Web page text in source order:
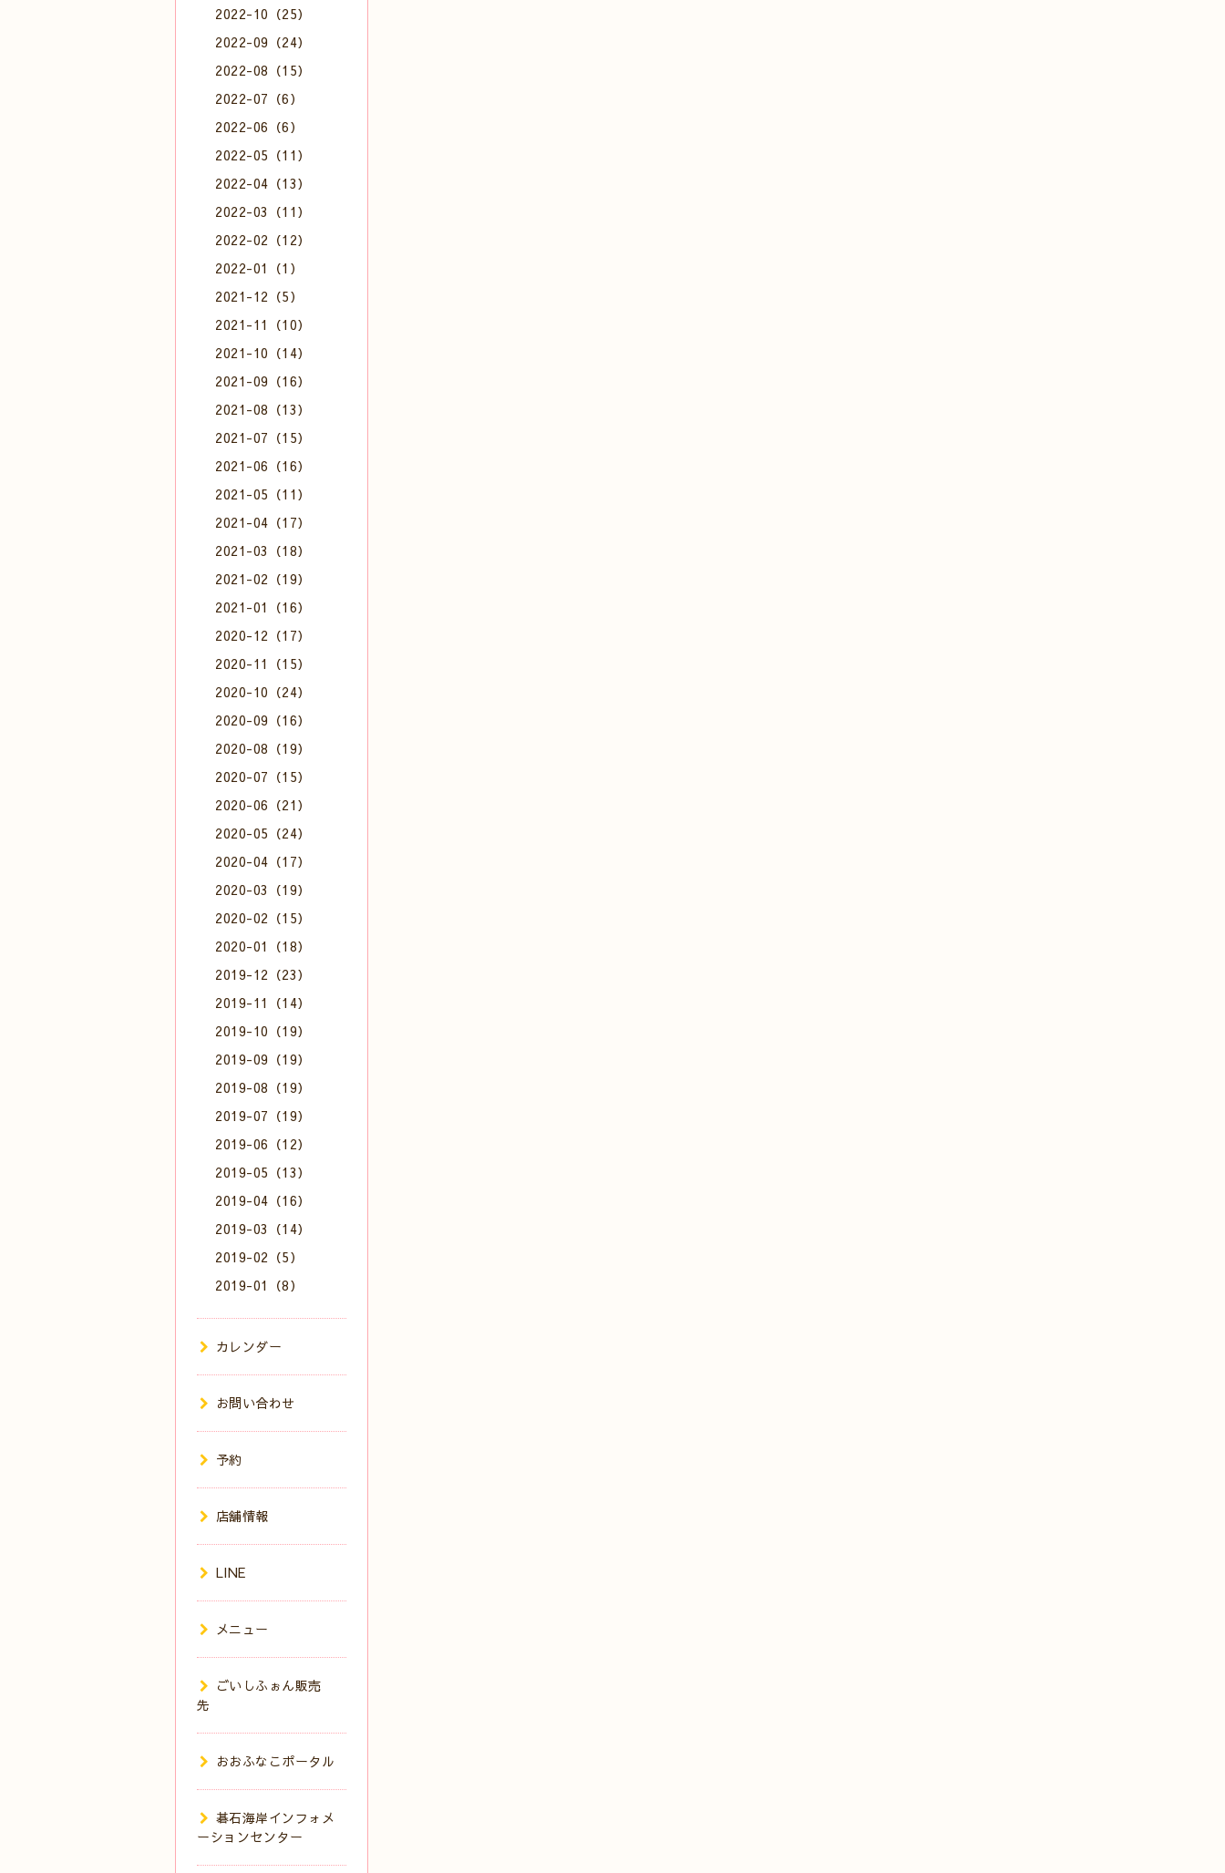
2022-10（25）
2022-09（24）
2022-08（15）
2022-07（6）
2022-06（6）
2022-05（11）
2022-04（13）
2022-03（11）
2022-02（12）
2022-01（1）
2021-12（5）
2021-11（10）
2021-10（14）
2021-09（16）
2021-08（13）
2021-07（15）
2021-06（16）
2021-05（11）
2021-04（17）
2021-03（18）
2021-02（19）
2021-01（16）
2020-12（17）
2020-11（15）
2020-10（24）
2020-09（16）
2020-08（19）
2020-07（15）
2020-06（21）
2020-05（24）
2020-04（17）
2020-03（19）
2020-02（15）
2020-01（18）
2019-12（23）
2019-11（14）
2019-10（19）
2019-09（19）
2019-08（19）
2019-07（19）
2019-06（12）
2019-05（13）
2019-04（16）
2019-03（14）
2019-02（5）
2019-01（8）
カレンダー
お問い合わせ
予約
店舗情報
LINE
メニュー
ごいしふぉん販売
先
おおふなこポータル
碁石海岸インフォメ
ーションセンター